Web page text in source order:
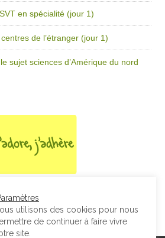
en spécialité (jour 1)
de l’étranger (jour 1)
sujet sciences d’Amérique du nord
utilisons des cookies pour nous
de continuer à faire vivre
site.